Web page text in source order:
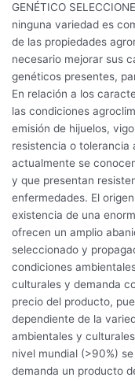
GENÉTICO
ninguna variedad es
de las propiedades
necesario mejorar sus
genéticos presentes,
En relación a los
las condiciones
emisión de hijuelos,
resistencia o tolerancia
actualmente se
y que presentan
enfermedades. El
existencia de una
ofrecen un amplio
seleccionado y
condiciones
culturales y demanda
precio del producto,
dependiente de la
ambientales y
nivel mundial (>90%)
demanda un producto